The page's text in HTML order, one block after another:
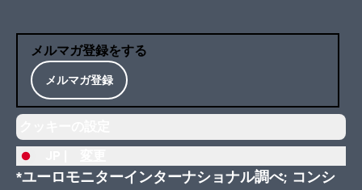
メルマガ登録をする
メルマガ登録
*ユーロモニターインターナショナル調べ; コンシ